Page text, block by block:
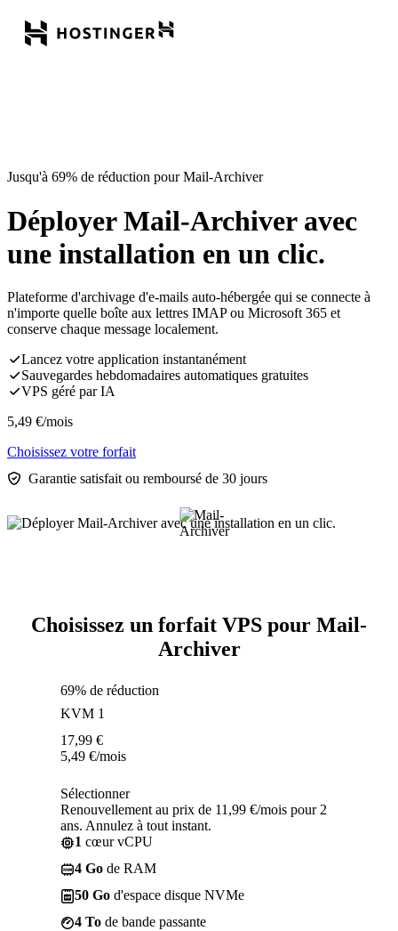
Jusqu'à 69% de réduction pour Mail-Archiver
Déployer Mail-Archiver avec
une installation en un clic.
Plateforme d'archivage d'e-mails auto-hébergée qui se connecte à
n'importe quelle boîte aux lettres IMAP ou Microsoft 365 et
conserve chaque message localement.
Lancez votre application instantanément
Sauvegardes hebdomadaires automatiques gratuites
VPS géré par IA
5,49 €/mois
Choisissez votre forfait
Garantie satisfait ou remboursé de 30 jours
Choisissez un forfait VPS pour Mail-
Archiver
69% de réduction
KVM 1
17,99 €
5,49 €/mois
Sélectionner
Renouvellement au prix de 11,99 €/mois pour 2
ans. Annulez à tout instant.
1 cœur vCPU
4 Go de RAM
50 Go d'espace disque NVMe
4 To de bande passante